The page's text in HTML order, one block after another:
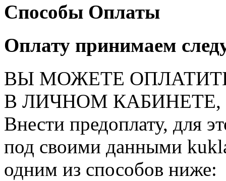
Способы Оплаты
Оплату принимаем
ВЫ МОЖЕТЕ
В ЛИЧНОМ КАБИНЕТЕ,
Внести предоплату, для
под своими данными
одним из способов ниже: